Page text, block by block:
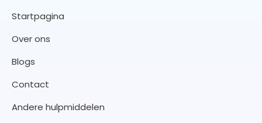
Startpagina
Over ons
Blogs
Contact
Andere hulpmiddelen